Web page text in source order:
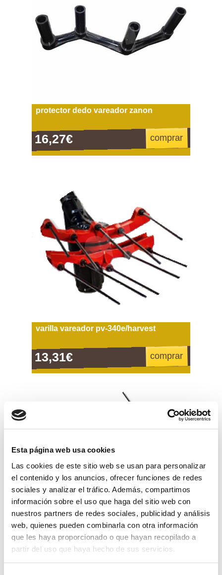
Esta página web usa cookies
Las cookies de este sitio web se usan para personalizar
el contenido y los anuncios, ofrecer funciones de redes
sociales y analizar el tráfico. Además, compartimos
información sobre el uso que haga del sitio web con
nuestros partners de redes sociales, publicidad y análisis
web, quienes pueden combinarla con otra información
que les haya proporcionado o que hayan recopilado a
partir del uso que haya hecho de sus servicios.
protector dedo vareador zanon
16,27€ comprar
varilla vareador pv-340e/harvest
13,31€ comprar
varilla vareador zanon/benza